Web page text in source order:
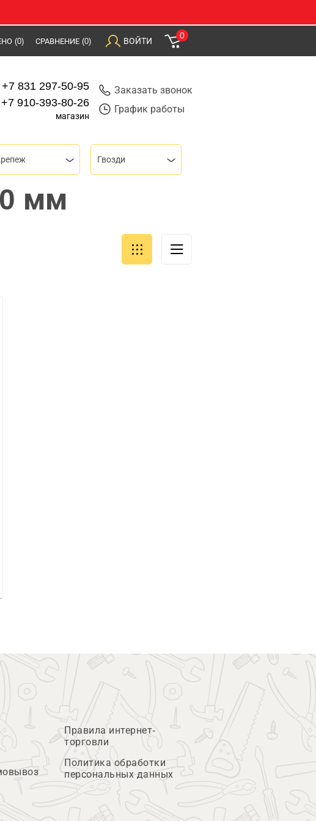
(0) СРАВНЕНИЕ (0) ВОЙТИ
0
+7 831 297-50-95
+7 910-393-80-26
магазин
Заказать звонок
График работы
Гвозди
мм
Правила интернет-
торговли
Политика обработки
персональных данных